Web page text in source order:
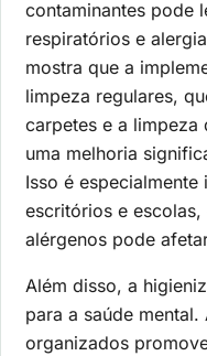
contaminantes pode
respiratórios e
mostra que a
limpeza regulares,
carpetes e a limpeza
uma melhoria
Isso é
escritórios e
alérgenos pode
Além disso, a
para a saúde
organizados